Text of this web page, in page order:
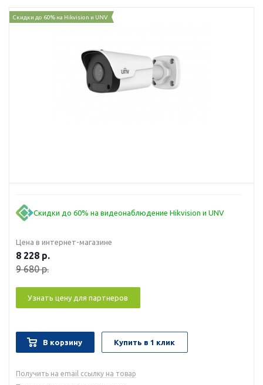
Скидки до 60% на Hikvision и UNV
Скидки до 60% на видеонаблюдение Hikvision и UNV
Цена в интернет-магазине
8 228 р.
9 680р.
Узнать цену для партнеров
В корзину Купить в 1 клик
Получить на email ссылку на товар